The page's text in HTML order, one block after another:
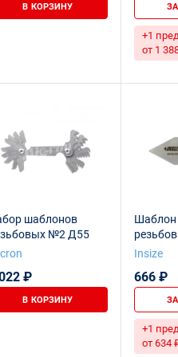
В КОРЗИНУ
+1
от 1
шаблонов
№2 Д55
₽
В КОРЗИНУ
Шаблон
4810-601
Insize
666 ₽
+1
от 634